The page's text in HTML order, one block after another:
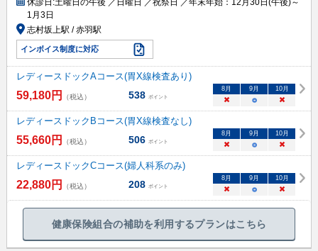
休診日:土曜日の午後 ／日曜日 ／祝祭日 ／年末年始：12月30日(午後)～
1月3日
志村坂上駅 / 赤羽駅
インボイス制度に対応
レディースドックAコース(胃X線検査あり)
59,180円 （税込） 538 ポイント
8月 9月 10月
× ○ ×
レディースドックBコース(胃X線検査なし)
55,660円 （税込） 506 ポイント
8月 9月 10月
× ○ ×
レディースドックCコース(婦人科系のみ)
22,880円 （税込） 208 ポイント
8月 9月 10月
× ○ ×
健康保険組合の補助を利用するプランはこちら